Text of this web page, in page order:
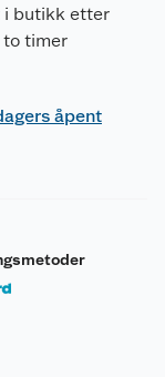
i butikk etter
to timer
åpent